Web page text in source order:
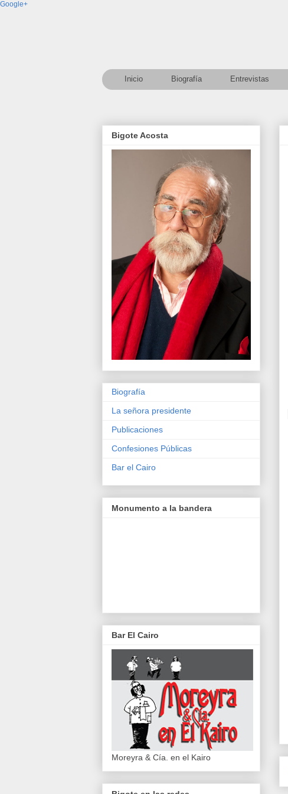
Google+
Inicio Biografía Entrevistas
Bigote Acosta
Biografía
La señora presidente
Publicaciones
Confesiones Públicas
Bar el Cairo
Monumento a la bandera
Bar El Cairo
Moreyra & Cía. en el Kairo